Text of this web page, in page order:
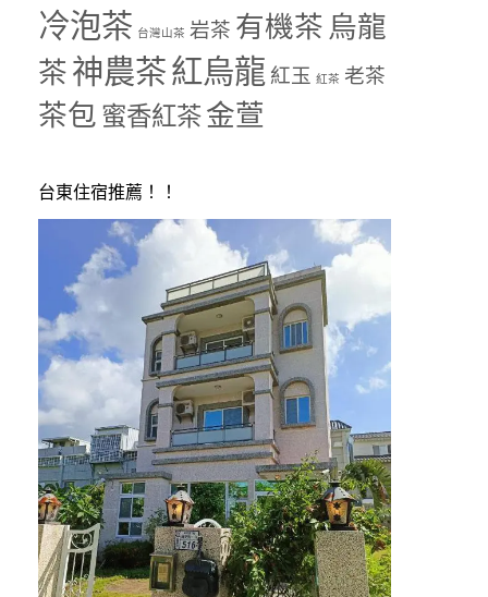
冷泡茶 台灣山茶 岩茶 有機茶 烏龍
茶 神農茶紅烏龍 紅玉 紅茶 老茶
茶包 蜜香紅茶金萱
台東住宿推薦！！